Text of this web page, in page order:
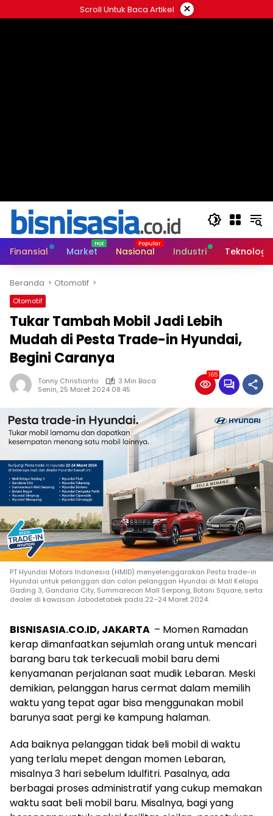
ke
Scroll Untuk Baca Artikel ×
Finansial Market Nasional Industri Teknologi
Beranda Otomotif
Otomotif
Tukar Tambah Mobil Jadi Lebih
Mudah di Pesta Trade-in Hyundai,
Begini Caranya
Tonny Christianto
3 Min Baca
Senin, 25 Maret 2024 08:45
165
PT Hyundai Motors Indonesia (HMID) menyelenggarakan Pesta trade-in
Hyundai untuk pelanggan dan calon pelanggan Hyundai di Mall Kelapa
Gading 3, Gandaria City, Summarecon Mall Serpong, Botani Square, serta
dealer di kawasan Jabodetabek pada 22–24 Maret 2024.
BISNISASIA.CO.ID, JAKARTA – Momen Ramadan
kerap dimanfaatkan sejumlah orang untuk mencari
barang baru tak terkecuali mobil baru demi
kenyamanan perjalanan saat mudik Lebaran. Meski
demikian, pelanggan harus cermat dalam memilih
waktu yang tepat agar bisa menggunakan mobil
barunya saat pergi ke kampung halaman.
Ada baiknya pelanggan tidak beli mobil di waktu
yang terlalu mepet dengan momen Lebaran,
misalnya 3 hari sebelum Idulfitri. Pasalnya, ada
berbagai proses administratif yang cukup memakan
waktu saat beli mobil baru. Misalnya, bagi yang